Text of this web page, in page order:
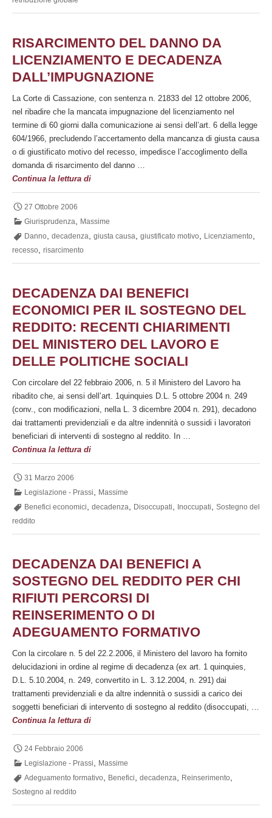
nel
posto
di
può
essere
esercitata
anche
prima
del
della
che
dispone
del
RISARCIMENTO DEL DANNO DA
LICENZIAMENTO E DECADENZA
DALL’IMPUGNAZIONE
La Corte di Cassazione, con sentenza n. 21833 del 12 ottobre 2006,
nel ribadire che la mancata impugnazione del licenziamento nel
termine di 60 giorni dalla comunicazione ai sensi dell’art. 6 della legge
604/1966, precludendo l’accertamento della mancanza di giusta causa
o di giustificato motivo del recesso, impedisce l’accoglimento della
domanda di risarcimento del danno …
Continua la lettura diRisarcimento
del
da
licenziamento
27 Ottobre 2006
Giurisprudenza
Massime
Danno
decadenza giusta causa giustificato motivo Licenziamento
recesso risarcimento
DECADENZA DAI BENEFICI
ECONOMICI PER IL SOSTEGNO DEL
REDDITO: RECENTI CHIARIMENTI
DEL MINISTERO DEL LAVORO E
DELLE POLITICHE SOCIALI
Con circolare del 22 febbraio 2006, n. 5 il Ministero del Lavoro ha
ribadito che, ai sensi dell’art. 1quinquies D.L. 5 ottobre 2004 n. 249
(conv., con modificazioni, nella L. 3 dicembre 2004 n. 291), decadono
dai trattamenti previdenziali e da altre indennità o sussidi i lavoratori
beneficiari di interventi di sostegno al reddito. In …
Continua la lettura diDecadenza
dai
economici
per
recenti
chiarimenti
del
Ministero
Lavoro
e
delle
Politiche
Sociali
31 Marzo 2006
Legislazione - Prassi
Massime
Benefici economici
decadenza Disoccupati Inoccupati
Sostegno del
reddito
DECADENZA DAI BENEFICI A
SOSTEGNO DEL REDDITO PER CHI
RIFIUTI PERCORSI DI
REINSERIMENTO O DI
ADEGUAMENTO FORMATIVO
Con la circolare n. 5 del 22.2.2006, il Ministero del lavoro ha fornito
delucidazioni in ordine al regime di decadenza (ex art. 1 quinquies,
D.L. 5.10.2004, n. 249, convertito in L. 3.12.2004, n. 291) dai
trattamenti previdenziali e da altre indennità o sussidi a carico dei
soggetti beneficiari di intervento di sostegno al reddito (disoccupati, …
Continua la lettura diDecadenza
dai
a
sostegno
24 Febbraio 2006
Legislazione - Prassi
Massime
Adeguamento formativo
Benefici decadenza Reinserimento
Sostegno al reddito